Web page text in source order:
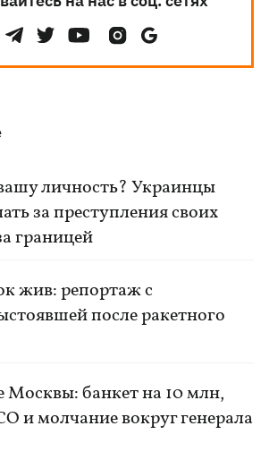
личность? Украинцы
за преступления своих
границей
жив: репортаж с
после ракетного
Москвы: банкет на 10 млн,
и молчание вокруг генерала